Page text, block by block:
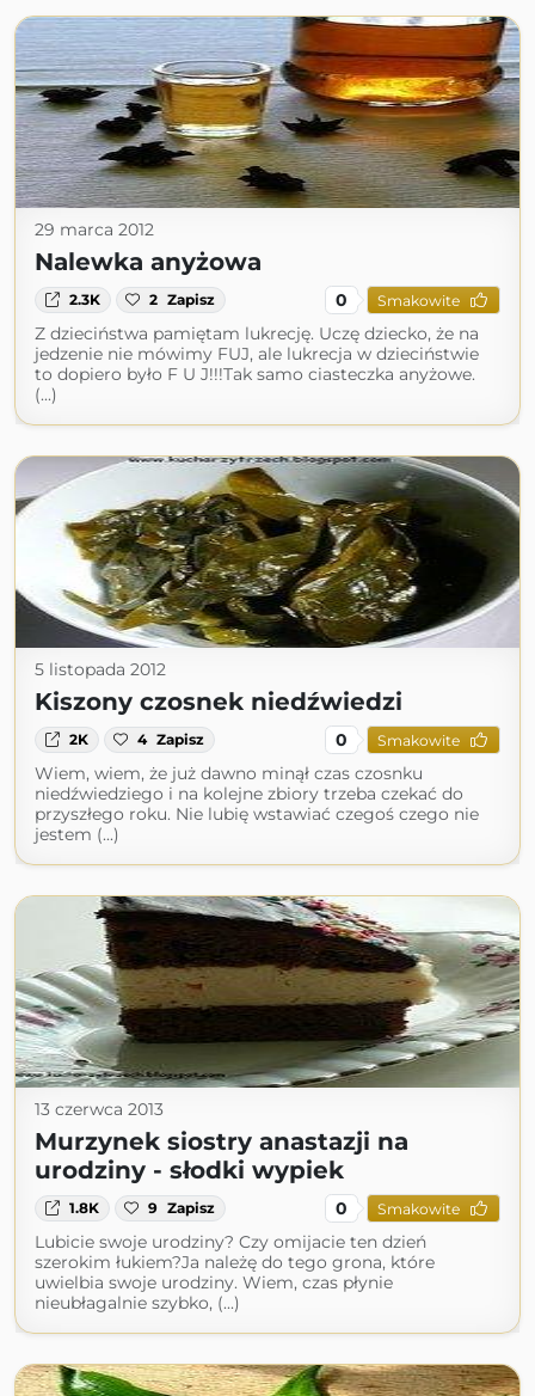
29 marca 2012
Nalewka anyżowa
2.3K 2 Zapisz 0 Smakowite
Z dzieciństwa pamiętam lukrecję. Uczę dziecko, że na
jedzenie nie mówimy FUJ, ale lukrecja w dzieciństwie
to dopiero było F U J!!!Tak samo ciasteczka anyżowe.
(...)
5 listopada 2012
Kiszony czosnek niedźwiedzi
2K 4 Zapisz 0 Smakowite
Wiem, wiem, że już dawno minął czas czosnku
niedźwiedziego i na kolejne zbiory trzeba czekać do
przyszłego roku. Nie lubię wstawiać czegoś czego nie
jestem (...)
13 czerwca 2013
Murzynek siostry anastazji na
urodziny - słodki wypiek
1.8K 9 Zapisz 0 Smakowite
Lubicie swoje urodziny? Czy omijacie ten dzień
szerokim łukiem?Ja należę do tego grona, które
uwielbia swoje urodziny. Wiem, czas płynie
nieubłagalnie szybko, (...)